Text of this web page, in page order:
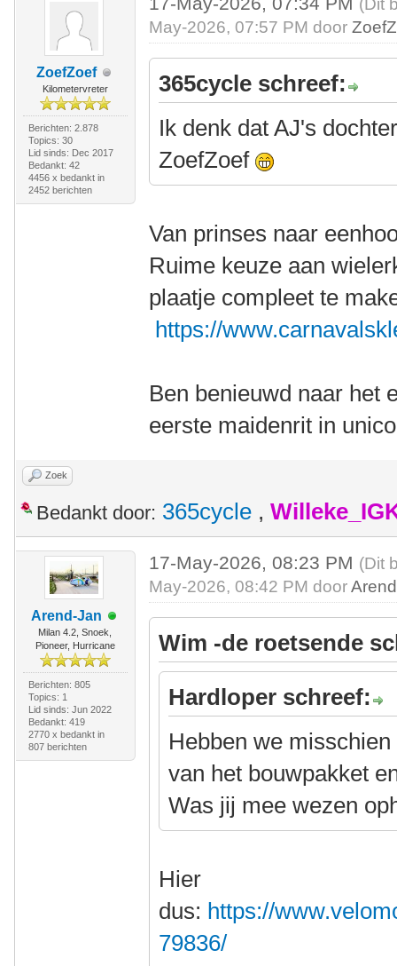
ZoefZoef
Kilometervreter
Berichten: 2.878
Topics: 30
Lid sinds: Dec 2017
Bedankt: 42
4456 x bedankt in
2452 berichten
(Dit
May-2026, 07:57 PM door
365cycle schreef:
Ik denk dat AJ's
ZoefZoef
Van prinses naar
Ruime keuze aan
plaatje compleet te
https://
Ben benieuwd naar het
eerste maidenrit in
Zoek
Bedankt door: 365cycle ,
Arend-Jan
Milan 4.2, Snoek,
Pioneer, Hurricane
Berichten: 805
Topics: 1
Lid sinds: Jun 2022
Bedankt: 419
2770 x bedankt in
807 berichten
17-May-2026, 08:23 PM (Dit
May-2026, 08:42 PM door
Wim -de roetsende
Hardloper schreef:
Hebben we
van het bouwpakket
Was jij mee wezen
Hier
dus: https://
79836/